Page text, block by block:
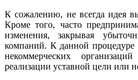
К сожалению, не всегда идея
Кроме того, часто
изменения, закрывая
компаний. К данной процедуре
некоммерческих
реализации уставной цели или